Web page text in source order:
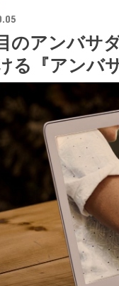
のアンバサ
る『アンバ